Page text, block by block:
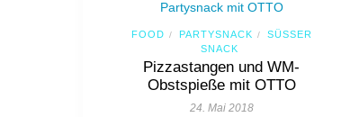
FOOD / PARTYSNACK /
SÜSSER S
NACK
Pizzastangen und WM-
Obstspieße mit OTTO
24. Mai 2018